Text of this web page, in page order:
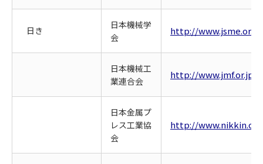
日き
日本機械学
会
http://
日本機械工
業連合会
http://www.jmf.or.jp/
日本金属プ
レス工業協
会
http://